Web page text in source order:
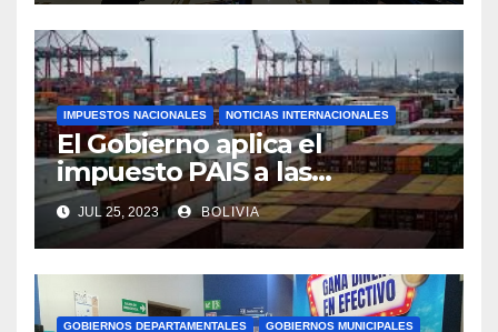
IMPUESTOS NACIONALES NOTICIAS INTERNACIONALES
El Gobierno aplica el
impuesto PAIS a las
importaciones de algunos
bienes y servicios
JUL 25, 2023 BOLIVIA
GOBIERNOS DEPARTAMENTALES GOBIERNOS MUNICIPALES